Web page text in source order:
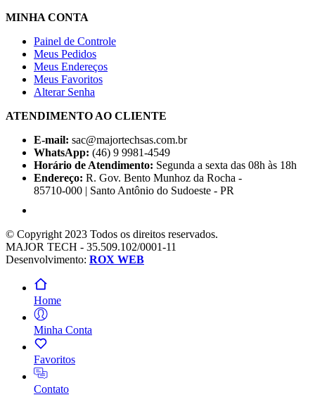
MINHA CONTA
Painel de Controle
Meus Pedidos
Meus Endereços
Meus Favoritos
Alterar Senha
ATENDIMENTO AO CLIENTE
E-mail: sac@majortechsas.com.br
WhatsApp: (46) 9 9981-4549
Horário de Atendimento: Segunda a sexta das 08h às 18h
Endereço: R. Gov. Bento Munhoz da Rocha -
85710-000 | Santo Antônio do Sudoeste - PR
© Copyright 2023 Todos os direitos reservados.
MAJOR TECH - 35.509.102/0001-11
Desenvolvimento: ROX WEB
Home
Minha Conta
Favoritos
Contato